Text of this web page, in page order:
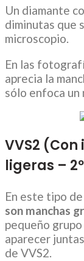
Un diamante
diminutas que
microscopio.
En las
aprecia la
sólo enfoca
VVS2
ligeras –
En este tipo
son manchas
pequeño grupo
aparecer
de VVS2.